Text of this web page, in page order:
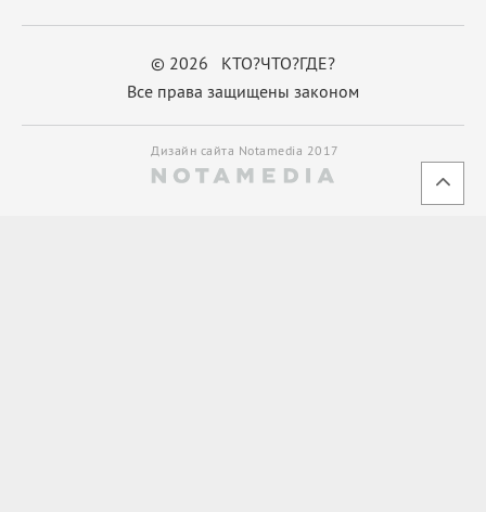
© 2026 КТО?ЧТО?ГДЕ?
Все права защищены законом
Дизайн сайта Notamedia 2017